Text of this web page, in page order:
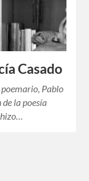
Casado
Pablo
la poesía